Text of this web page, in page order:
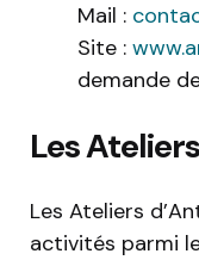
Mail :
Site :
demande
Les
Les Ateliers
activités parmi